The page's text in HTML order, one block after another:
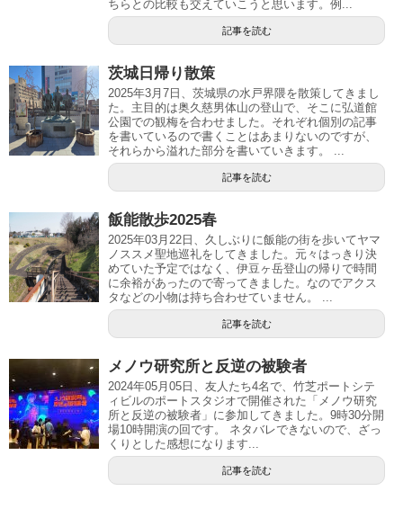
ちらとの比較も交えていこうと思います。例...
記事を読む
茨城日帰り散策
2025年3月7日、茨城県の水戸界隈を散策してきまし
た。主目的は奥久慈男体山の登山で、そこに弘道館
公園での観梅を合わせました。それぞれ個別の記事
を書いているので書くことはあまりないのですが、
それらから溢れた部分を書いていきます。 ...
記事を読む
飯能散歩2025春
2025年03月22日、久しぶりに飯能の街を歩いてヤマ
ノススメ聖地巡礼をしてきました。元々はっきり決
めていた予定ではなく、伊豆ヶ岳登山の帰りで時間
に余裕があったので寄ってきました。なのでアクス
タなどの小物は持ち合わせていません。 ...
記事を読む
メノウ研究所と反逆の被験者
2024年05月05日、友人たち4名で、竹芝ポートシテ
ィビルのポートスタジオで開催された「メノウ研究
所と反逆の被験者」に参加してきました。9時30分開
場10時開演の回です。 ネタバレできないので、ざっ
くりとした感想になります...
記事を読む